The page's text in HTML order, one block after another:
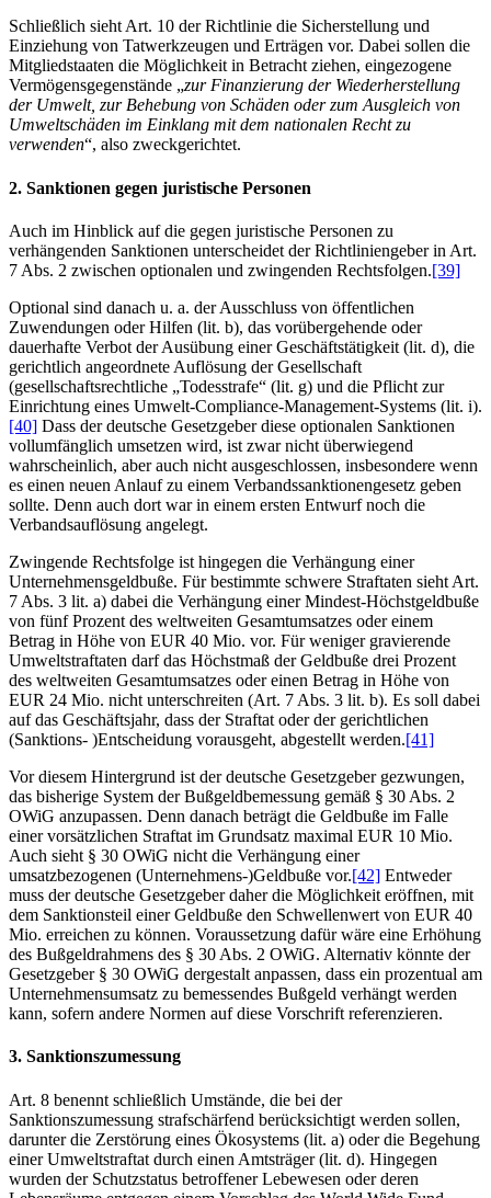
Schließlich sieht Art. 10 der Richtlinie die Sicherstellung und
Einziehung von Tatwerkzeugen und Erträgen vor. Dabei sollen die
Mitgliedstaaten die Möglichkeit in Betracht ziehen, eingezogene
Vermögensgegenstände „zur Finanzierung der Wiederherstellung
der Umwelt, zur Behebung von Schäden oder zum Ausgleich von
Umweltschäden im Einklang mit dem nationalen Recht zu
verwenden“, also zweckgerichtet.
2. Sanktionen gegen juristische Personen
Auch im Hinblick auf die gegen juristische Personen zu
verhängenden Sanktionen unterscheidet der Richtliniengeber in Art.
7 Abs. 2 zwischen optionalen und zwingenden Rechtsfolgen.[39]
Optional sind danach u. a. der Ausschluss von öffentlichen
Zuwendungen oder Hilfen (lit. b), das vorübergehende oder
dauerhafte Verbot der Ausübung einer Geschäftstätigkeit (lit. d), die
gerichtlich angeordnete Auflösung der Gesellschaft
(gesellschaftsrechtliche „Todesstrafe“ (lit. g) und die Pflicht zur
Einrichtung eines Umwelt-Compliance-Management-Systems (lit. i).
[40] Dass der deutsche Gesetzgeber diese optionalen Sanktionen
vollumfänglich umsetzen wird, ist zwar nicht überwiegend
wahrscheinlich, aber auch nicht ausgeschlossen, insbesondere wenn
es einen neuen Anlauf zu einem Verbandssanktionengesetz geben
sollte. Denn auch dort war in einem ersten Entwurf noch die
Verbandsauflösung angelegt.
Zwingende Rechtsfolge ist hingegen die Verhängung einer
Unternehmensgeldbuße. Für bestimmte schwere Straftaten sieht Art.
7 Abs. 3 lit. a) dabei die Verhängung einer Mindest-Höchstgeldbuße
von fünf Prozent des weltweiten Gesamtumsatzes oder einem
Betrag in Höhe von EUR 40 Mio. vor. Für weniger gravierende
Umweltstraftaten darf das Höchstmaß der Geldbuße drei Prozent
des weltweiten Gesamtumsatzes oder einen Betrag in Höhe von
EUR 24 Mio. nicht unterschreiten (Art. 7 Abs. 3 lit. b). Es soll dabei
auf das Geschäftsjahr, dass der Straftat oder der gerichtlichen
(Sanktions- )Entscheidung vorausgeht, abgestellt werden.[41]
Vor diesem Hintergrund ist der deutsche Gesetzgeber gezwungen,
das bisherige System der Bußgeldbemessung gemäß § 30 Abs. 2
OWiG anzupassen. Denn danach beträgt die Geldbuße im Falle
einer vorsätzlichen Straftat im Grundsatz maximal EUR 10 Mio.
Auch sieht § 30 OWiG nicht die Verhängung einer
umsatzbezogenen (Unternehmens-)Geldbuße vor.[42] Entweder
muss der deutsche Gesetzgeber daher die Möglichkeit eröffnen, mit
dem Sanktionsteil einer Geldbuße den Schwellenwert von EUR 40
Mio. erreichen zu können. Voraussetzung dafür wäre eine Erhöhung
des Bußgeldrahmens des § 30 Abs. 2 OWiG. Alternativ könnte der
Gesetzgeber § 30 OWiG dergestalt anpassen, dass ein prozentual am
Unternehmensumsatz zu bemessendes Bußgeld verhängt werden
kann, sofern andere Normen auf diese Vorschrift referenzieren.
3. Sanktionszumessung
Art. 8 benennt schließlich Umstände, die bei der
Sanktionszumessung strafschärfend berücksichtigt werden sollen,
darunter die Zerstörung eines Ökosystems (lit. a) oder die Begehung
einer Umweltstraftat durch einen Amtsträger (lit. d). Hingegen
wurden der Schutzstatus betroffener Lebewesen oder deren